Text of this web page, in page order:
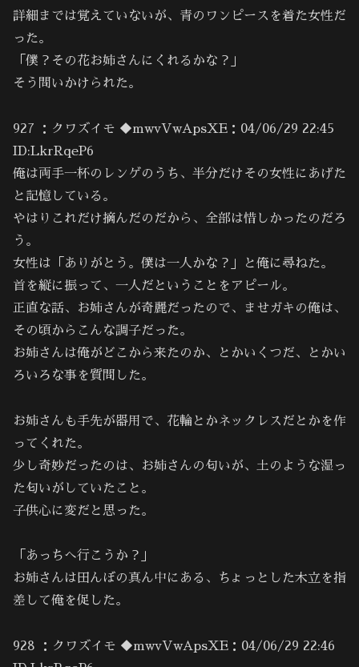
詳細までは覚えていないが、青のワンピースを着た女性だ
った。
「僕？その花お姉さんにくれるかな？」
そう問いかけられた。
927 ：クワズイモ ◆mwvVwApsXE：04/06/29 22:45
ID:LkrRqeP6
俺は両手一杯のレンゲのうち、半分だけその女性にあげた
と記憶している。
やはりこれだけ摘んだのだから、全部は惜しかったのだろ
う。
女性は「ありがとう。僕は一人かな？」と俺に尋ねた。
首を縦に振って、一人だということをアピール。
正直な話、お姉さんが奇麗だったので、ませガキの俺は、
その頃からこんな調子だった。
お姉さんは俺がどこから来たのか、とかいくつだ、とかい
ろいろな事を質問した。
お姉さんも手先が器用で、花輪とかネックレスだとかを作
ってくれた。
少し奇妙だったのは、お姉さんの匂いが、土のような湿っ
た匂いがしていたこと。
子供心に変だと思った。
「あっちへ行こうか？」
お姉さんは田んぼの真ん中にある、ちょっとした木立を指
差して俺を促した。
928 ：クワズイモ ◆mwvVwApsXE：04/06/29 22:46